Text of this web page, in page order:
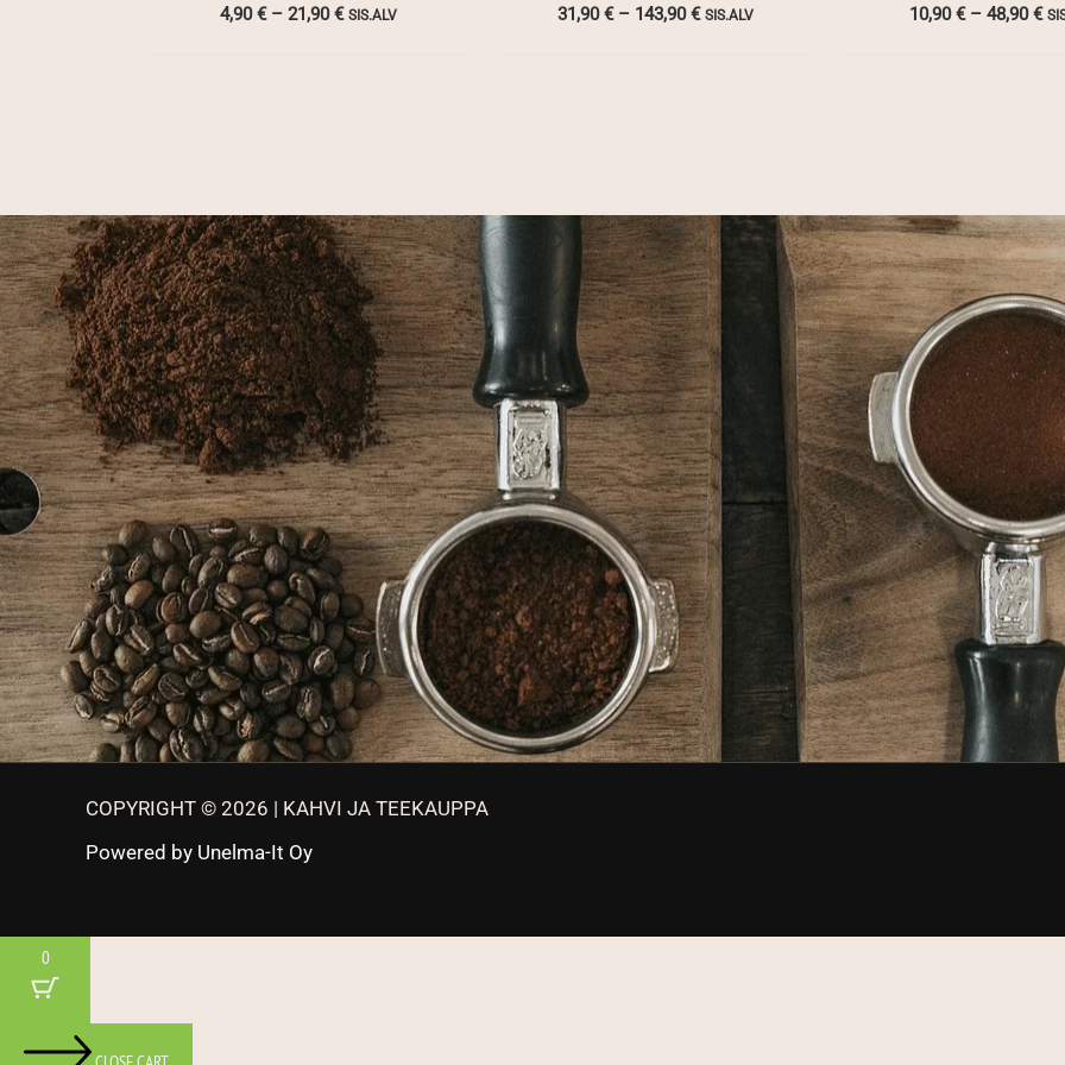
4,90€ – 21,90€Hintaluokka:
SIS.ALV 31,90€ – 143,90€Hintaluokka:
SIS.ALV 10,90€ – 48,90€
COPYRIGHT © 2026 | KAHVI JA TEEKAUPPA
Powered by Unelma-It Oy
0